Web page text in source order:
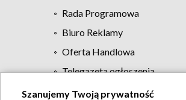
Rada Programowa
Biuro Reklamy
Oferta Handlowa
Telegazeta ogłoszenia
Szanujemy Twoją prywatność